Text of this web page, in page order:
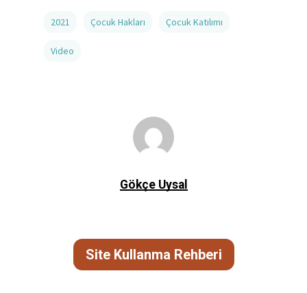
2021 Çocuk Hakları Çocuk Katılımı
Video
Gökçe Uysal
Site Kullanma Rehberi